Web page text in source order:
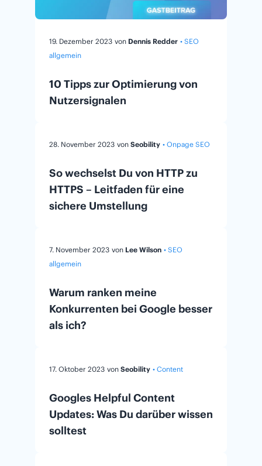
19. Dezember 2023 von Dennis Redder • SEO
allgemein
10 Tipps zur Optimierung von
Nutzersignalen
28. November 2023 von Seobility • Onpage SEO
So wechselst Du von HTTP zu
HTTPS – Leitfaden für eine
sichere Umstellung
7. November 2023 von Lee Wilson • SEO
allgemein
Warum ranken meine
Konkurrenten bei Google besser
als ich?
17. Oktober 2023 von Seobility • Content
Googles Helpful Content
Updates: Was Du darüber wissen
solltest